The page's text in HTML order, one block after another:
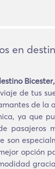
en
de tus
de la
ya que
pasajeros
son
opción